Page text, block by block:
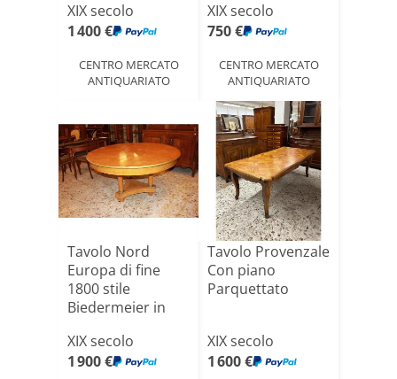
XIX secolo
1 400 €
CENTRO MERCATO
ANTIQUARIATO
XIX secolo
750 €
CENTRO MERCATO
ANTIQUARIATO
Tavolo Nord
Europa di fine
1800 stile
Biedermeier in
XIX secolo
1 900 €
Tavolo Provenzale
Con piano
Parquettato
XIX secolo
1 600 €